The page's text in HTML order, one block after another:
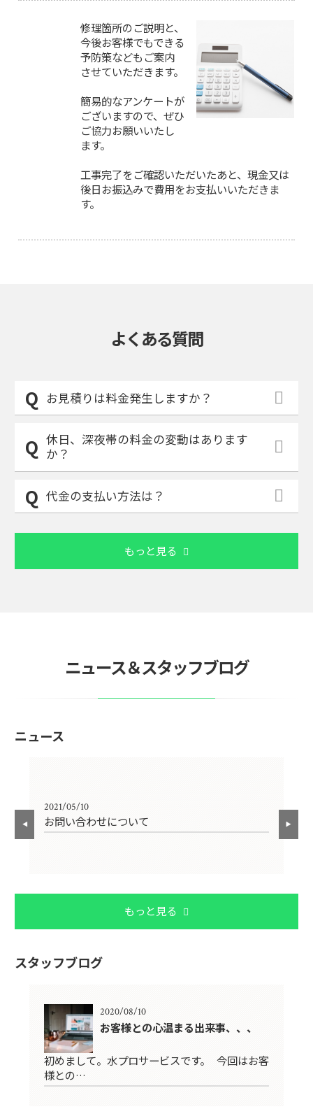
修理箇所のご説明と、
今後お客様でもできる
予防策などもご案内
させていただきます。
簡易的なアンケートが
ございますので、ぜひ
ご協力お願いいたし
ます。
工事完了をご確認いただいたあと、現金又は
後日お振込みで費用をお支払いいただきま
す。
よくある質問
お見積りは料金発生しますか？
休日、深夜帯の料金の変動はあります
か？
代金の支払い方法は？
もっと見る
ニュース＆スタッフブログ
ニュース
2021/05/10
お問い合わせについて
もっと見る
スタッフブログ
2020/08/10
お客様との心温まる出来事、、、
初めまして。水プロサービスです。 今回はお客
様との…